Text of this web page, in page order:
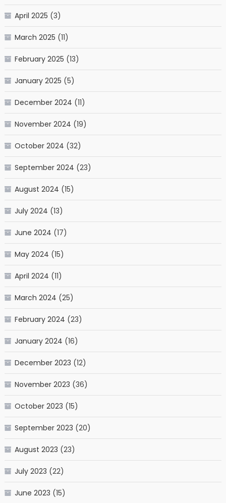
April 2025 (3)
March 2025 (11)
February 2025 (13)
January 2025 (5)
December 2024 (11)
November 2024 (19)
October 2024 (32)
September 2024 (23)
August 2024 (15)
July 2024 (13)
June 2024 (17)
May 2024 (15)
April 2024 (11)
March 2024 (25)
February 2024 (23)
January 2024 (16)
December 2023 (12)
November 2023 (36)
October 2023 (15)
September 2023 (20)
August 2023 (23)
July 2023 (22)
June 2023 (15)